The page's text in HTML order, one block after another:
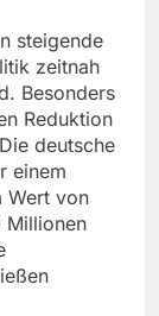
steigende
zeitnah
Besonders
Reduktion
deutsche
einem
Wert von
Millionen